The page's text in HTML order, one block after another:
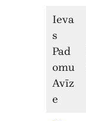
Ieva
s
Pad
omu
Avīz
e